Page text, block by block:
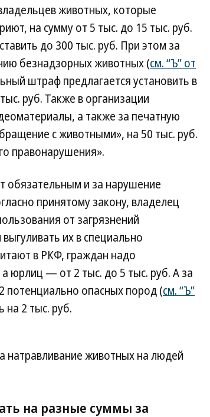
животных, которые
на сумму от 5 тыс. до 15 тыс. руб.
до 300 тыс. руб. При этом за
безнадзорных животных (см. “Ъ” от
штраф предлагается установить в
руб. Также в организации
а также за печатную
с животными», на 50 тыс. руб.
правонарушения».
обязательным и за нарушение
принятому закону, владелец
от загрязнений
их в специально
в РКФ, граждан надо
юрлиц — от 2 тыс. до 5 тыс. руб. А за
потенциально опасных пород (см. “Ъ”
на 2 тыс. руб.
натравливание животных на людей
на разные суммы за